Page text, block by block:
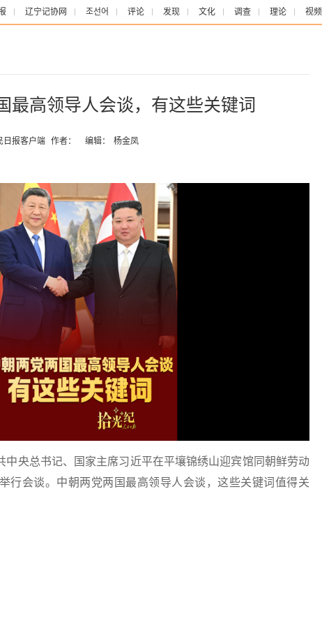
辽宁记协网 조선어 评论 发现 文化 调查 理论 视频
最高领导人会谈，有这些关键词
日报客户端 作者： 编辑： 杨金凤
中央总书记、国家主席习近平在平壤锦绣山迎宾馆同朝鲜劳动
行会谈。中朝两党两国最高领导人会谈，这些关键词值得关